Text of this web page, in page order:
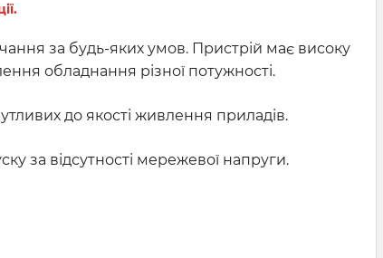
за будь-яких умов. Пристрій має високу
обладнання різної потужності.
до якості живлення приладів.
за відсутності мережевої напруги.